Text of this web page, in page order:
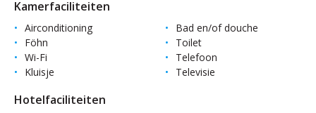
Kamerfaciliteiten
Airconditioning
Bad en/of douche
Föhn
Toilet
Wi-Fi
Telefoon
Kluisje
Televisie
Hotelfaciliteiten